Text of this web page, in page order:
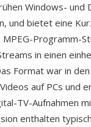
Windows- und
und bietet eine
Programm-
in einen
Format war in
auf PCs und
TV-Aufnahmen
enthalten